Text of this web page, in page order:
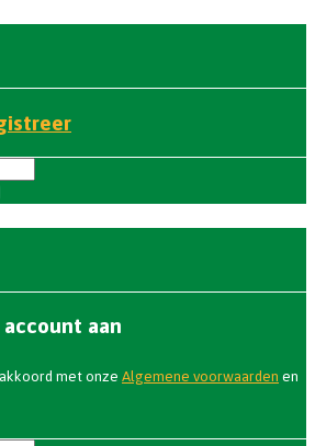
aan
met onze Algemene voorwaarden en